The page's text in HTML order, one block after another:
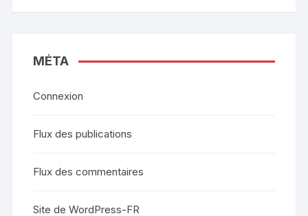
MÉTA
Connexion
Flux des publications
Flux des commentaires
Site de WordPress-FR